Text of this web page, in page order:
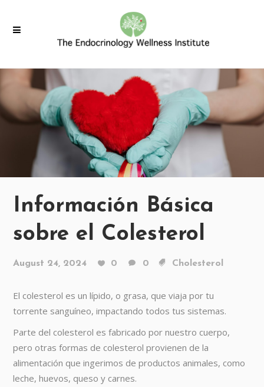
Información Básica
sobre el Colesterol
August 24, 2024 0 0 Cholesterol
El colesterol es un lípido, o grasa, que viaja por tu
torrente sanguíneo, impactando todos tus sistemas.
Parte del colesterol es fabricado por nuestro cuerpo,
pero otras formas de colesterol provienen de la
alimentación que ingerimos de productos animales, como
leche, huevos, queso y carnes.